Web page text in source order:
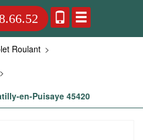
Roulant >
>
en-Puisaye 45420